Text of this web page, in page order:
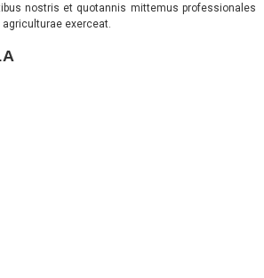
nostris et quotannis mittemus professionales
exerceat.